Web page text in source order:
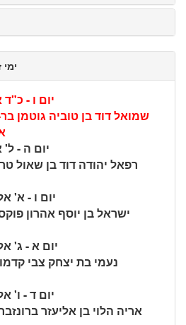
יום ו -
שמואל דוד בן טוביה גוטמן
יום ה -
רפאל יהודה דוד בן שאול
יום ו - א'
ישראל בן יוסף אהרון
יום א - ג'
נעמי בת יצחק צבי
יום ד - ו'
אריה הלוי בן אליעזר